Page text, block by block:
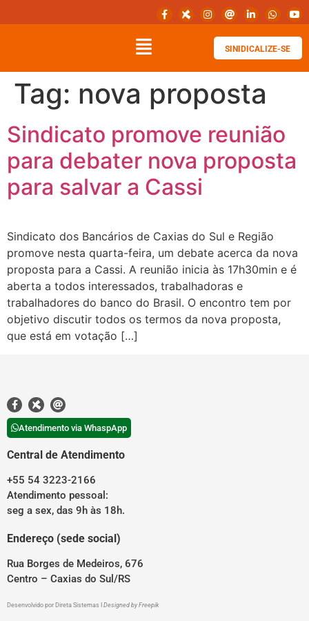
SINIDICALIZE-SE
Tag: nova proposta
Sindicato promove reunião
para debater nova proposta
para salvar a Cassi
Sindicato dos Bancários de Caxias do Sul e Região
promove nesta quarta-feira, um debate acerca da nova
proposta para a Cassi. A reunião inicia às 17h30min e é
aberta a todos interessados, trabalhadoras e
trabalhadores do banco do Brasil. O encontro tem por
objetivo discutir todos os termos da nova proposta,
que está em votação […]
Atendimento via WhaspApp
Central de Atendimento
+55 54 3223-2166
Atendimento pessoal:
seg a sex, das 9h às 18h.
Endereço (sede social)
Rua Borges de Medeiros, 676
Centro – Caxias do Sul/RS
Desenvolvido por Direta Sistemas Designed by Freepik